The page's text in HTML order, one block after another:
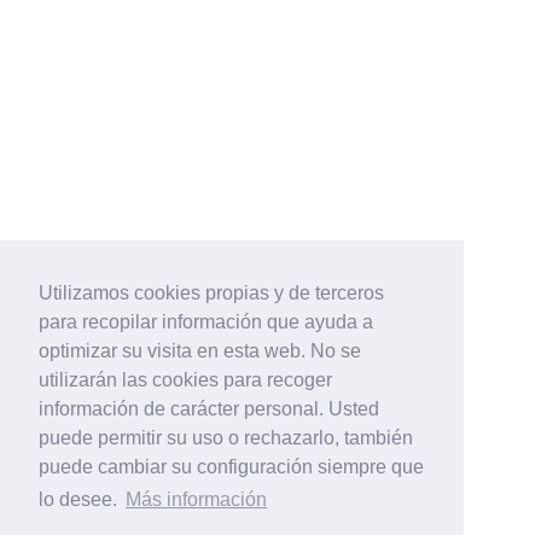
Utilizamos cookies propias y de terceros
para recopilar información que ayuda a
optimizar su visita en esta web. No se
utilizarán las cookies para recoger
información de carácter personal. Usted
puede permitir su uso o rechazarlo, también
puede cambiar su configuración siempre que
lo desee. Más información